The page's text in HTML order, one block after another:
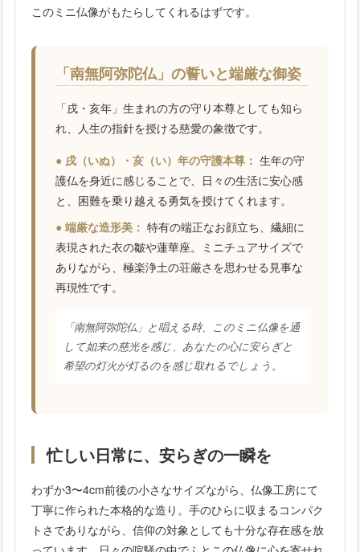
このミニ仏像がもたらしてくれるはずです。
「南無阿弥陀仏」の誓いと端厳な御姿
「戌・亥年」生まれの方の守り本尊としても知ら
れ、人生の指針を授ける慈愛の象徴です。
● 戌（いぬ）・亥（い）年の守護本尊： 生年の守
護仏を身近に感じることで、日々の生活に安心感
と、困難を乗り越える勇気を授けてくれます。
● 端厳な造形美： 特有の端正なお顔立ち、繊細に
表現された衣の皺や蓮華座。ミニチュアサイズで
ありながら、極楽浄土の荘厳さを思わせる見事な
再現性です。
「南無阿弥陀仏」と唱える時、このミニ仏像を通
して如来の慈光を感じ、あなたの心に安らぎと
希望の灯火が灯るのを感じ取れるでしょう。
忙しい日常に、安らぎの一瞬を
わずか3〜4cm前後の小さなサイズながら、仏像工房にて
丁寧に作られた本格的な造り。手のひらに収まるコンパク
トさでありながら、信仰の対象としても十分な存在感を放